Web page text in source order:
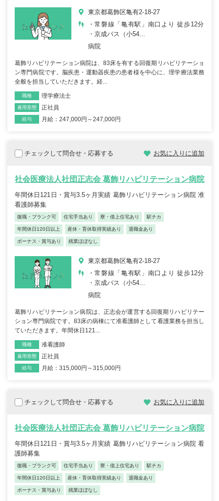
東京都葛飾区亀有2-18-27
・常磐線「亀有駅」南口より 徒歩12分
・京成バス（小54...
病院
葛飾リハビリテーション病院は、83床を有する回復期リハビリテーショ
ン専門病院です。脳疾患・運動器疾患の患者様を中心に、理学療法業務
全般を担当していただきます。経...
職種 理学療法士
雇用形態 正社員
給与 月給：247,000円～247,000円
チェックして問合せ・応募する お気に入りに追加
社会医療法人社団正志会 葛飾リハビリテーション病院
年間休日121日・賞与3.5ヶ月実績 葛飾リハビリテーション病院 准
看護師募集
復職・ブランク可 住宅手当あり 寮・借上住宅あり 駅チカ
年間休日120日以上 産休・育休取得実績あり 退職金あり
ボーナス・賞与あり 残業ほぼなし
東京都葛飾区亀有2-18-27
・常磐線「亀有駅」南口より 徒歩12分
・京成バス（小54...
病院
葛飾リハビリテーション病院は、正志会が運営する回復期リハビリテー
ション専門病院です。83床の病棟にて准看護師として看護業務を担当し
ていただきます。年間休日121...
職種 准看護師
雇用形態 正社員
給与 月給：315,000円～315,000円
チェックして問合せ・応募する お気に入りに追加
社会医療法人社団正志会 葛飾リハビリテーション病院
年間休日121日・賞与3.5ヶ月実績 葛飾リハビリテーション病院 看
護師募集
復職・ブランク可 住宅手当あり 寮・借上住宅あり 駅チカ
年間休日120日以上 産休・育休取得実績あり 退職金あり
ボーナス・賞与あり 残業ほぼなし